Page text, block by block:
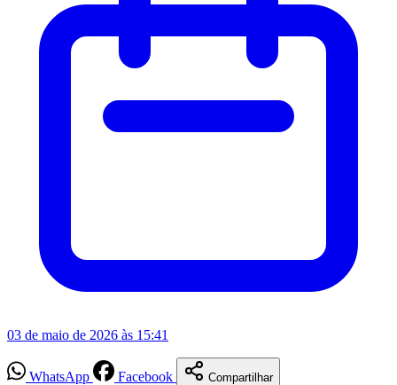
03 de maio de 2026 às 15:41
WhatsApp Facebook Compartilhar